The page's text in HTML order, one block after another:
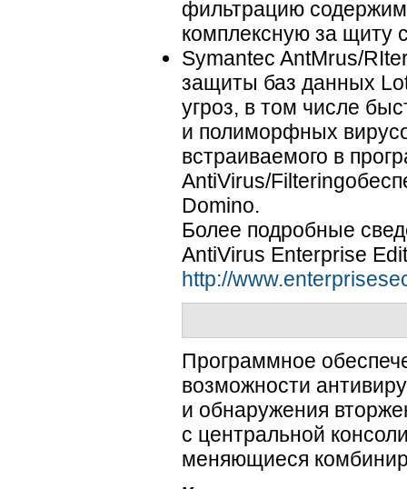
фильтрацию
комплексную за щиту
Symantec AntMrus/
защиты баз данных
угроз, в том числе
и полиморфных
встраиваемого в
AntiVirus/
Domino.
Более подробные
AntiVirus Enterprise
http://
Программное
возможности
и обнаружения
с центральной
меняющиеся